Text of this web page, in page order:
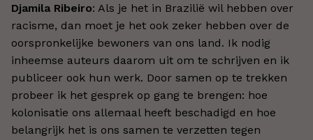
Djamila Ribeiro: Als je het in Brazilië wil hebben over
racisme, dan moet je het ook zeker hebben over de
oorspronkelijke bewoners van ons land. Ik nodig
inheemse auteurs daarom uit om te schrijven en ik
publiceer ook hun werk. Door samen op te trekken
probeer ik het gesprek op gang te brengen: hoe
kolonisatie ons allemaal heeft beschadigd en hoe
belangrijk het is ons samen te verzetten tegen